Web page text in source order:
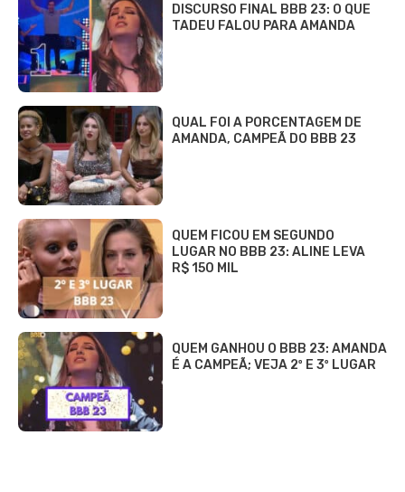
DISCURSO FINAL BBB 23: O QUE
TADEU FALOU PARA AMANDA
QUAL FOI A PORCENTAGEM DE
AMANDA, CAMPEÃ DO BBB 23
QUEM FICOU EM SEGUNDO
LUGAR NO BBB 23: ALINE LEVA
R$ 150 MIL
QUEM GANHOU O BBB 23: AMANDA
É A CAMPEÃ; VEJA 2º E 3º LUGAR